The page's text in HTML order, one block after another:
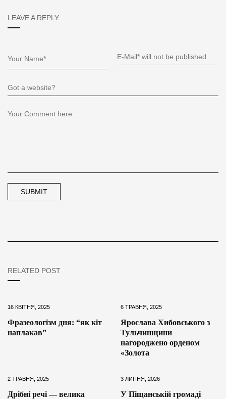
LEAVE A REPLY
RELATED POST
16 КВІТНЯ, 2025
Фразеологізм дня: “як кіт
наплакав”
6 ТРАВНЯ, 2025
Ярослава Хибовського з
Тульчинщини
нагороджено орденом
«Золота
2 ТРАВНЯ, 2025
Дрібні речі — велика
3 ЛИПНЯ, 2026
У Піщанській громаді